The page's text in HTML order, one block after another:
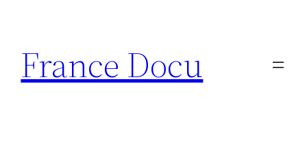
contenu
France Docu